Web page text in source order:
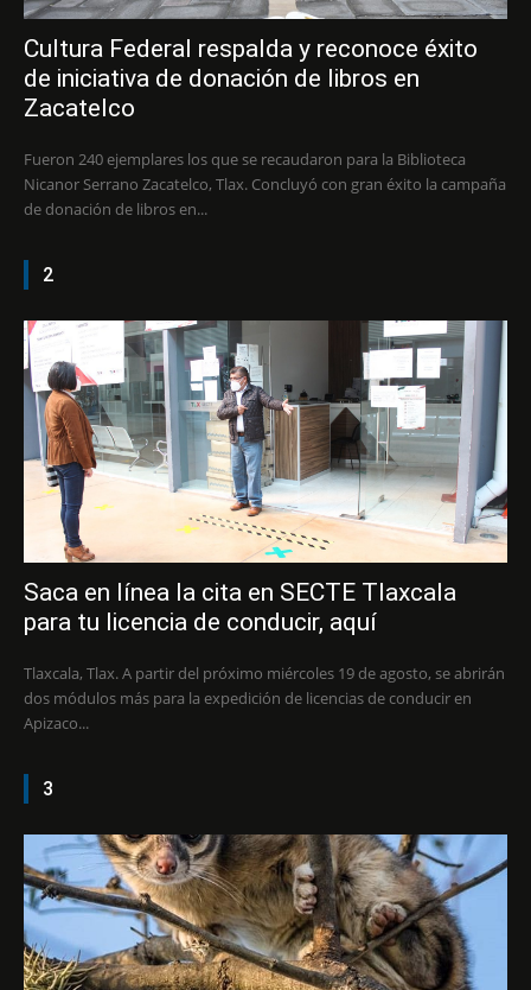
Cultura Federal respalda y reconoce éxito
de iniciativa de donación de libros en
Zacatelco
Fueron 240 ejemplares los que se recaudaron para la Biblioteca
Nicanor Serrano Zacatelco, Tlax. Concluyó con gran éxito la campaña
de donación de libros en...
2
Saca en línea la cita en SECTE Tlaxcala
para tu licencia de conducir, aquí
Tlaxcala, Tlax. A partir del próximo miércoles 19 de agosto, se abrirán
dos módulos más para la expedición de licencias de conducir en
Apizaco...
3